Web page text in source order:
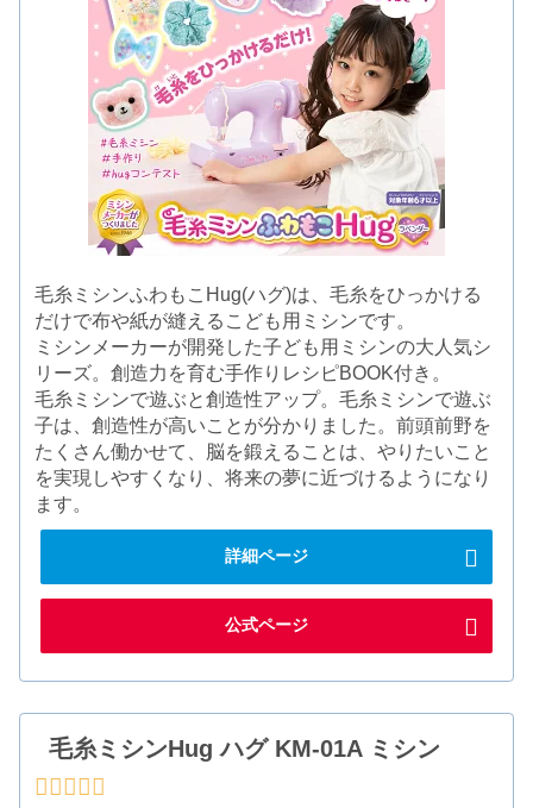
毛糸ミシンふわもこHug(ハグ)は、毛糸をひっかける
だけで布や紙が縫えるこども用ミシンです。
ミシンメーカーが開発した子ども用ミシンの大人気シ
リーズ。創造力を育む手作りレシピBOOK付き。
毛糸ミシンで遊ぶと創造性アップ。毛糸ミシンで遊ぶ
子は、創造性が高いことが分かりました。前頭前野を
たくさん働かせて、脳を鍛えることは、やりたいこと
を実現しやすくなり、将来の夢に近づけるようになり
ます。
詳細ページ
公式ページ
毛糸ミシンHug ハグ KM-01A ミシン